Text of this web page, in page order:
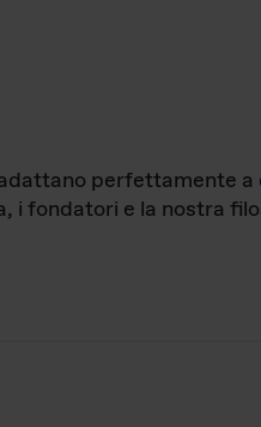
perfettamente a
i fondatori e la nostra